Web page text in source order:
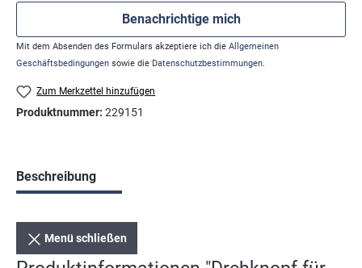
Benachrichtige mich
Mit dem Absenden des Formulars akzeptiere ich die Allgemeinen
Geschäftsbedingungen sowie die Datenschutzbestimmungen
Zum Merkzettel hinzufügen
Produktnummer: 229151
Beschreibung
Menü schließen